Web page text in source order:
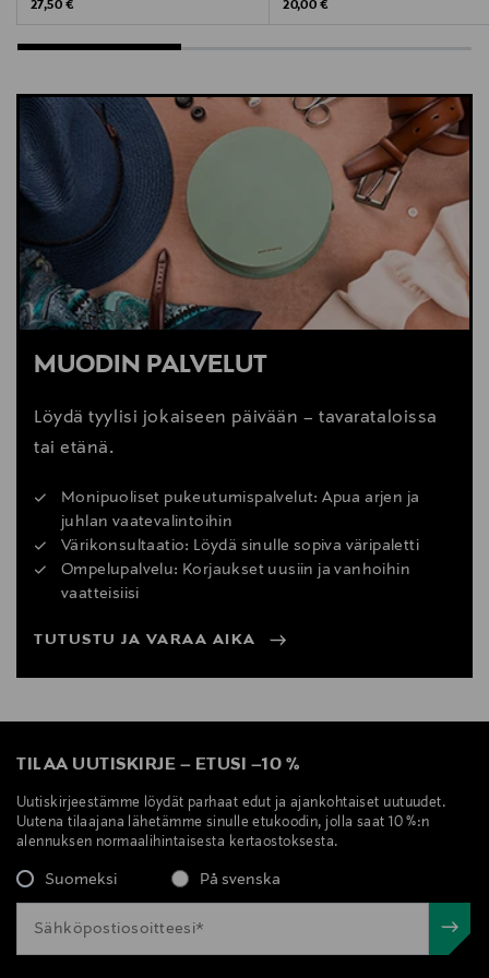
Original Price
27,50 €
Original Price
20,00 €
MUODIN PALVELUT
Löydä tyylisi jokaiseen päivään – tavarataloissa
tai etänä.
Monipuoliset pukeutumispalvelut: Apua arjen ja
juhlan vaatevalintoihin
Värikonsultaatio: Löydä sinulle sopiva väripaletti
Ompelupalvelu: Korjaukset uusiin ja vanhoihin
vaatteisiisi
TUTUSTU JA VARAA AIKA
TILAA UUTISKIRJE – ETUSI –10 %
Uutiskirjeestämme löydät parhaat edut ja ajankohtaiset uutuudet.
Uutena tilaajana lähetämme sinulle etukoodin, jolla saat 10 %:n
alennuksen normaalihintaisesta kertaostoksesta.
Suomeksi På svenska